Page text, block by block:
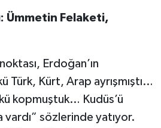
Ümmetin Felaketi,
Erdoğan’ın
Türk, Kürt, Arap ayrışmıştı…
kopmuştuk… Kudüs’ü
sözlerinde yatıyor.